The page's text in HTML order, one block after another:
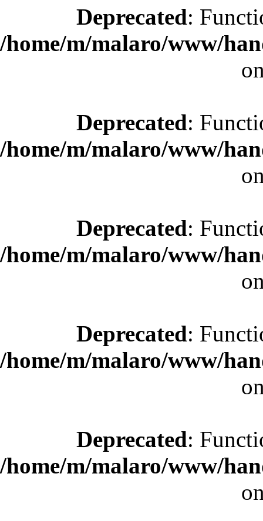
Deprecated:
/home/m/malaro/www/
Deprecated:
/home/m/malaro/www/
Deprecated:
/home/m/malaro/www/
Deprecated:
/home/m/malaro/www/
Deprecated:
/home/m/malaro/www/